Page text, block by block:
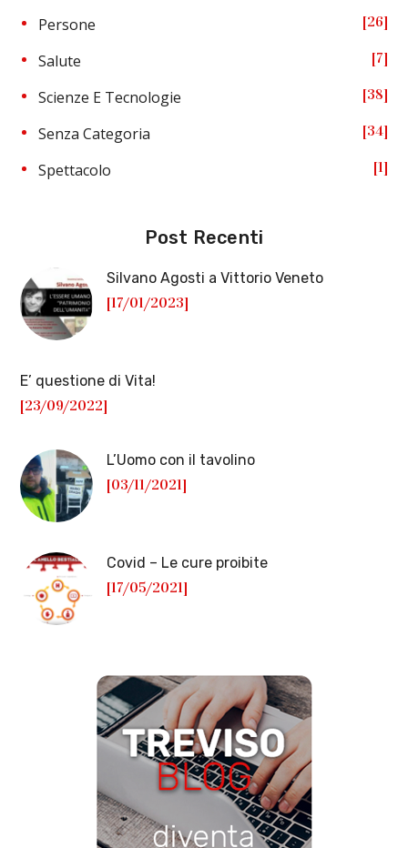
Persone 26
Salute 7
Scienze E Tecnologie 38
Senza Categoria 34
Spettacolo 1
Post Recenti
Silvano Agosti a Vittorio Veneto
[17/01/2023]
E’ questione di Vita!
[23/09/2022]
L’Uomo con il tavolino
[03/11/2021]
Covid – Le cure proibite
[17/05/2021]